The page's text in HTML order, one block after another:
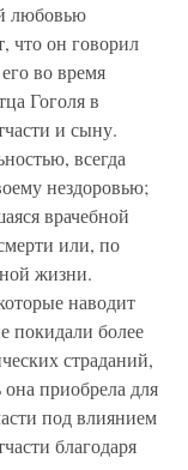
любовью
что он говорил
во время
Гоголя в
и сыну.
всегда
нездоровью;
врачебной
или, по
жизни.
наводит
покидали более
страданий,
она приобрела для
под влиянием
благодаря